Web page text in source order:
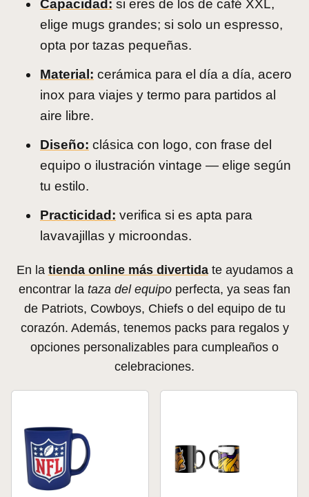
Capacidad: si eres de los de café XXL,
elige mugs grandes; si solo un espresso,
opta por tazas pequeñas.
Material: cerámica para el día a día, acero
inox para viajes y termo para partidos al
aire libre.
Diseño: clásica con logo, con frase del
equipo o ilustración vintage — elige según
tu estilo.
Practicidad: verifica si es apta para
lavavajillas y microondas.
En la tienda online más divertidate ayudamos a
encontrar la taza del equipo perfecta, ya seas fan
de Patriots, Cowboys, Chiefs o del equipo de tu
corazón. Además, tenemos packs para regalos y
opciones personalizables para cumpleaños o
celebraciones.